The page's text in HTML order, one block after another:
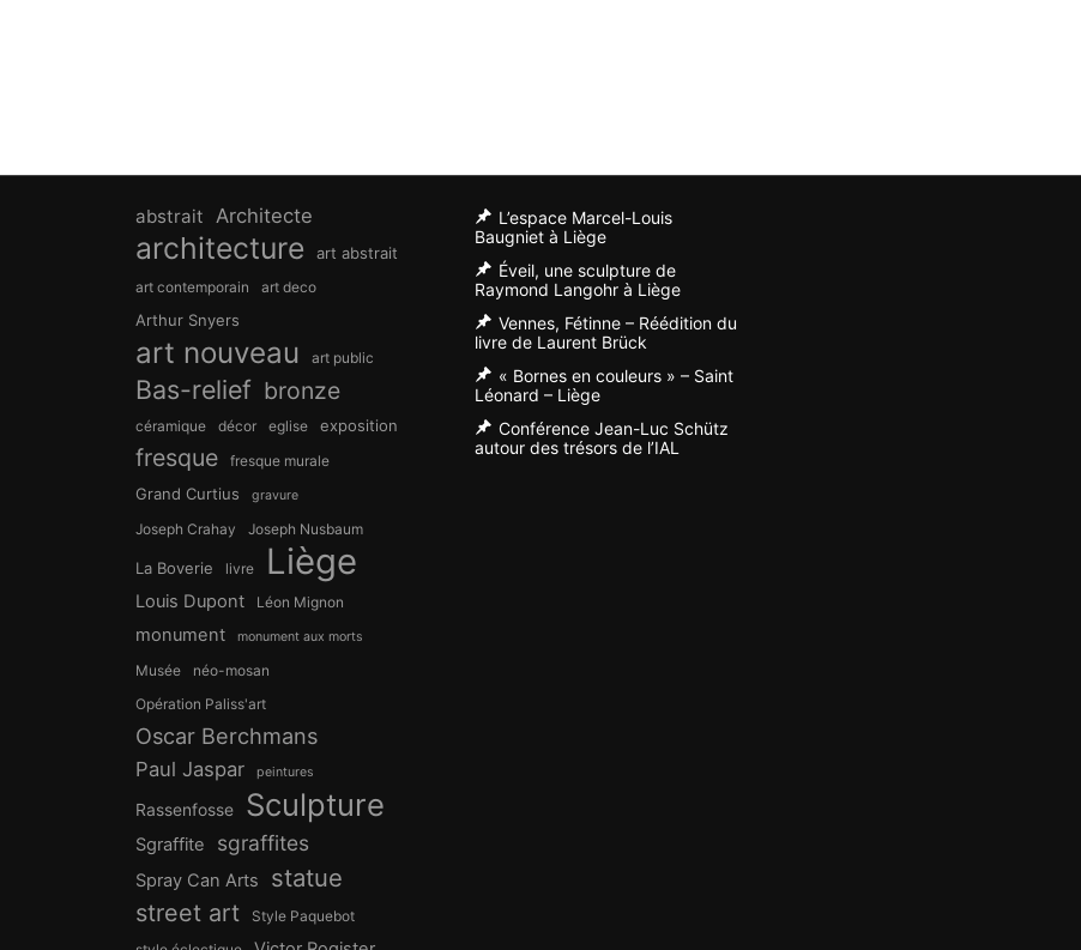
abstrait Architecte
architecture art abstrait
art contemporain art deco
Arthur Snyers
art nouveau art public
Bas-relief bronze
céramique décor eglise exposition
fresque fresque murale
Grand Curtius gravure
Joseph Crahay Joseph Nusbaum
La Boverie livre Liège
Louis Dupont Léon Mignon
monument monument aux morts
Musée
néo-mosan
Opération Paliss'art
Oscar Berchmans
Paul Jaspar peintures
Rassenfosse Sculpture
Sgraffite sgraffites
Spray Can Arts statue
street art
Style Paquebot
L’espace Marcel-Louis
Baugniet à Liège
Éveil, une sculpture de
Raymond Langohr à Liège
Vennes, Fétinne – Réédition du
livre de Laurent Brück
« Bornes en couleurs » – Saint
Léonard – Liège
Conférence Jean-Luc Schütz
autour des trésors de l’IAL